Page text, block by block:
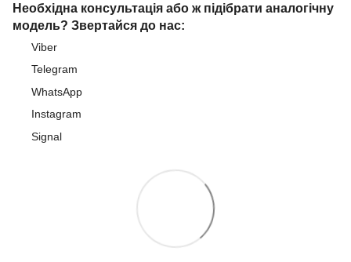
Необхідна консультація або ж підібрати аналогічну
модель? Звертайся до нас:
Viber
Telegram
WhatsApp
Instagram
Signal